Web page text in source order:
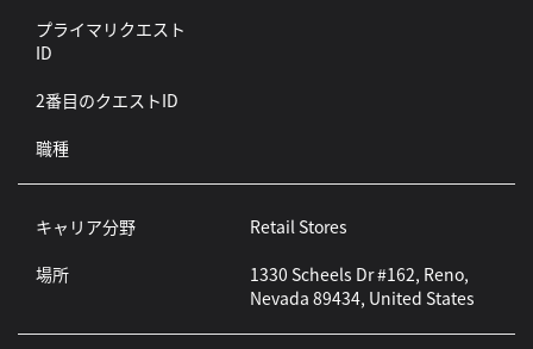
プライマリクエスト
ID
2番目のクエストID
職種
キャリア分野
Retail Stores
場所
1330 Scheels Dr #162, Reno,
Nevada 89434, United States